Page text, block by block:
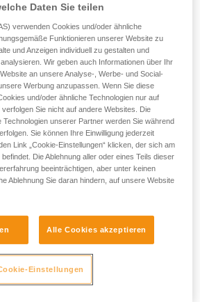
Daten Sie teilen
verwenden Cookies und/oder ähnliche
Funktionieren unserer Website zu
und Anzeigen individuell zu gestalten und
Wir geben auch Informationen über Ihr
an unsere Analyse-, Werbe- und Social-
Werbung anzupassen. Wenn Sie diese
und/oder ähnliche Technologien nur auf
Sie nicht auf andere Websites. Die
Technologien unserer Partner werden Sie während
Sie können Ihre Einwilligung jederzeit
Link „Cookie-Einstellungen“ klicken, der sich am
Die Ablehnung aller oder eines Teils dieser
beeinträchtigen, aber unter keinen
Ablehnung Sie daran hindern, auf unsere Website
Alle Cookies akzeptieren
Einstellungen